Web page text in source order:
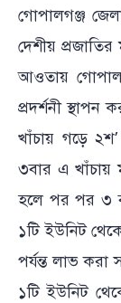
গোপালগঞ্জ
দেশীয়
আওতায়
প্রদর্শনী স্থাপন
খাঁচায় গড়ে
৩বার এ খাঁচায়
হলে পর পর ৩
১টি ইউনিট
পর্যন্ত লাভ
১টি ইউনিট